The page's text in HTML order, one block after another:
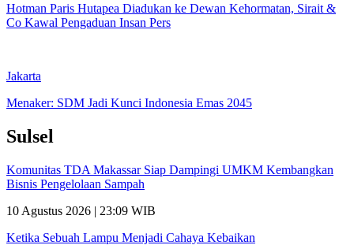
Hotman Paris Hutapea Diadukan ke Dewan Kehormatan, Sirait &
Co Kawal Pengaduan Insan Pers
Jakarta
Menaker: SDM Jadi Kunci Indonesia Emas 2045
Sulsel
Komunitas TDA Makassar Siap Dampingi UMKM Kembangkan
Bisnis Pengelolaan Sampah
10 Agustus 2026 | 23:09 WIB
Ketika Sebuah Lampu Menjadi Cahaya Kebaikan